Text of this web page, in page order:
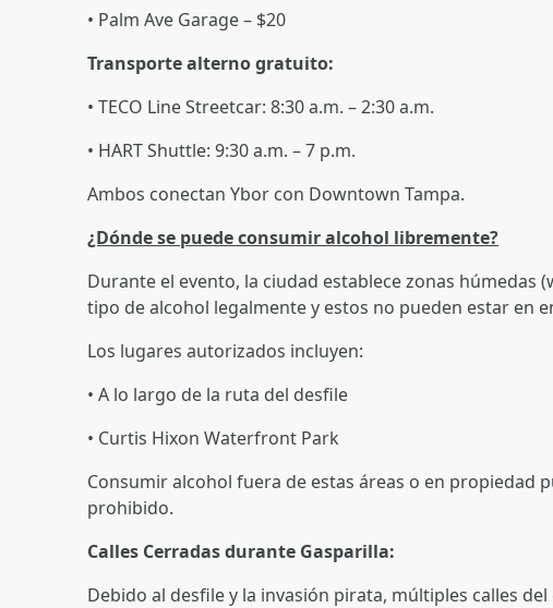
• Palm Ave Garage – $20
Transporte alterno gratuito:
• TECO Line Streetcar: 8:30 a.m. – 2:30 a.m.
• HART Shuttle: 9:30 a.m. – 7 p.m.
Ambos conectan Ybor con Downtown Tampa.
¿Dónde se puede consumir alcohol libremente?
Durante el evento, la ciudad establece zonas
tipo de alcohol legalmente y estos no pueden estar en
Los lugares autorizados incluyen:
• A lo largo de la ruta del desfile
• Curtis Hixon Waterfront Park
Consumir alcohol fuera de estas áreas o en propiedad
prohibido.
Calles Cerradas durante Gasparilla:
Debido al desfile y la invasión pirata, múltiples calles